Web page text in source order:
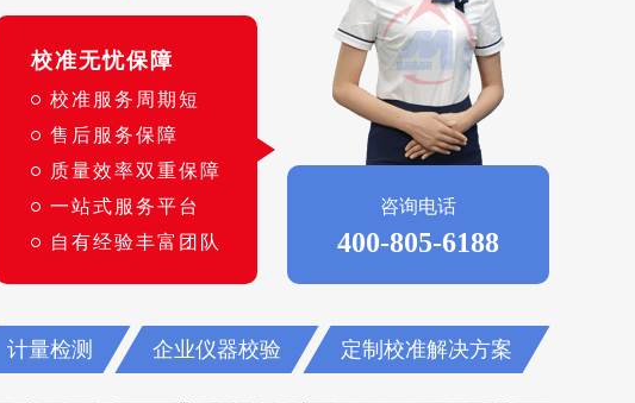
校准无忧保障
校准服务周期短
售后服务保障
质量效率双重保障
一站式服务平台
自有经验丰富团队
咨询电话
400-805-6188
计量检测 企业仪器校验 定制校准解决方案